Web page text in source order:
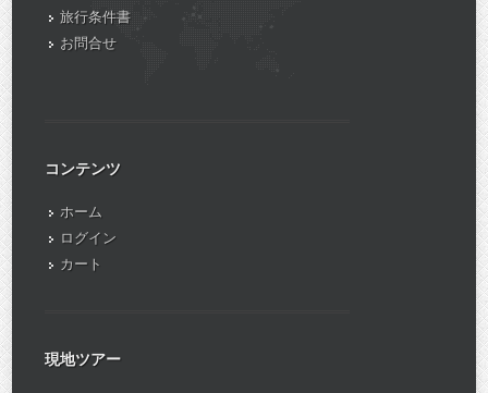
旅行条件書
お問合せ
コンテンツ
ホーム
ログイン
カート
現地ツアー